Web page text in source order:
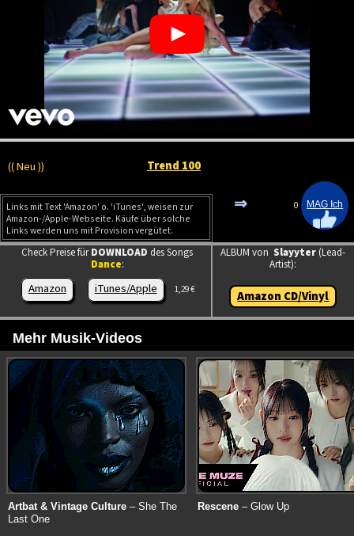
(( Neu )) Trend 100
Links mit Text 'Amazon' o. 'iTunes', weisen zur
Amazon-/Apple-Webseite. Käufe über solche
Links werden uns mit Provision vergütet.
⇒ 0
Check Preise fürDOWNLOAD des Songs
Dance:
Amazon iTunes/Apple 1,29 €
ALBUM von Slayyter (Lead-
Artist):
Amazon CD/Vinyl
Mehr Musik-Videos
Artbat & Vintage Culture – She The
Last One
Rescene – Glow Up